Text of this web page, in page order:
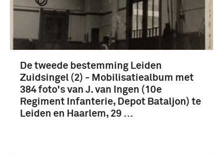
De tweede bestemming Leiden
Zuidsingel (2) - Mobilisatiealbum met
384 foto's van J. van Ingen (10e
Regiment Infanterie, Depot Bataljon) te
Leiden en Haarlem, 29 …